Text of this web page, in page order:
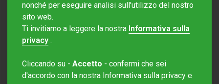
Editore Rotostampa SA
Sito creato daRedesign
nonché per eseguire analisi sull'utilizzo del nostro
sito web.
Ti invitiamo a leggere la nostra Informativa sulla
privacy .
Cliccando su - Accetto - confermi che sei
d'accordo con la nostra Informativa sulla privacy e